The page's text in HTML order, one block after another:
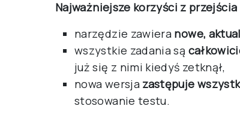
Najważniejsze korzyści z przejścia
narzędzie zawiera nowe,
wszystkie zadania są
już się z nimi kiedyś zetknął,
nowa wersja zastępuje
stosowanie testu.